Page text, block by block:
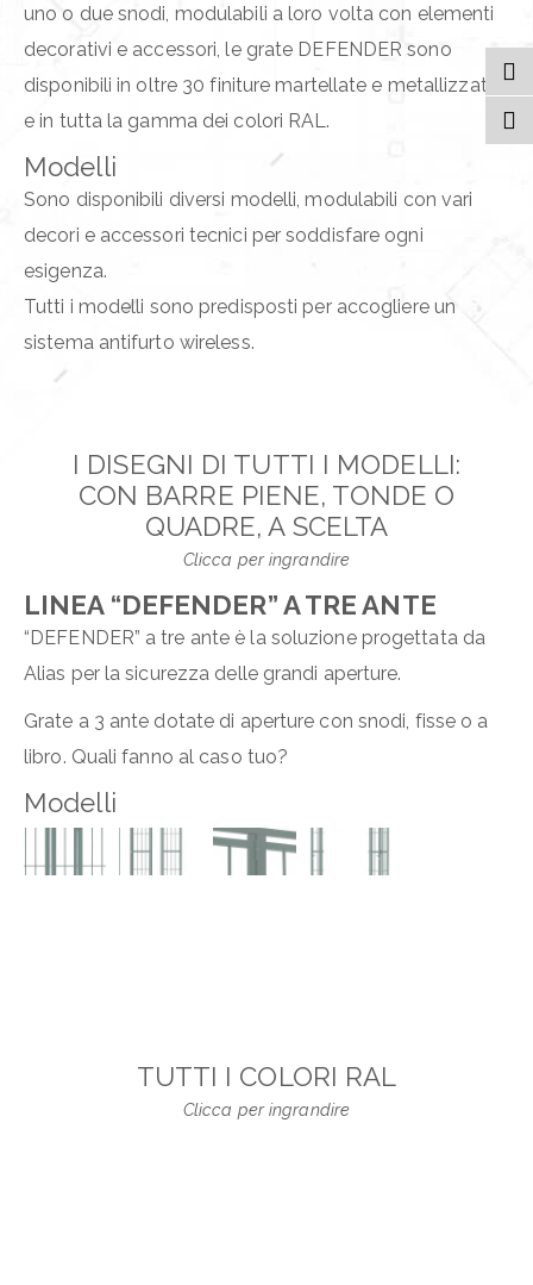
uno o due snodi, modulabili a loro volta con elementi
decorativi e accessori, le grate DEFENDER sono
disponibili in oltre 30 finiture martellate e metallizzate
e in tutta la gamma dei colori RAL.
Modelli
Sono disponibili diversi modelli, modulabili con vari
decori e accessori tecnici per soddisfare ogni
esigenza.
Tutti i modelli sono predisposti per accogliere un
sistema antifurto wireless.
I DISEGNI DI TUTTI I MODELLI:
CON BARRE PIENE, TONDE O
QUADRE, A SCELTA
Clicca per ingrandire
LINEA “DEFENDER” A TRE ANTE
“DEFENDER” a tre ante è la soluzione progettata da
Alias per la sicurezza delle grandi aperture.
Grate a 3 ante dotate di aperture con snodi, fisse o a
libro. Quali fanno al caso tuo?
Modelli
TUTTI I COLORI RAL
Clicca per ingrandire